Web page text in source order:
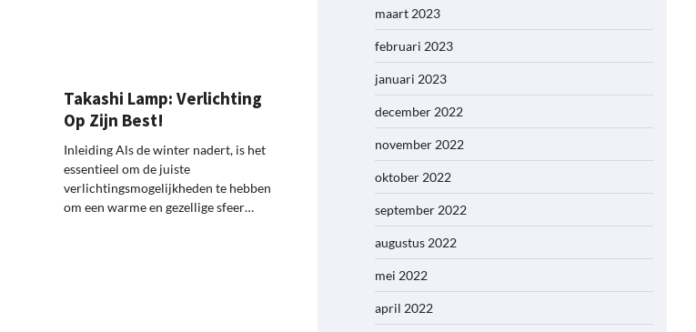
Takashi Lamp: Verlichting
Op Zijn Best!
Inleiding Als de winter nadert, is het
essentieel om de juiste
verlichtingsmogelijkheden te hebben
om een warme en gezellige sfeer…
maart 2023
februari 2023
januari 2023
december 2022
november 2022
oktober 2022
september 2022
augustus 2022
mei 2022
april 2022